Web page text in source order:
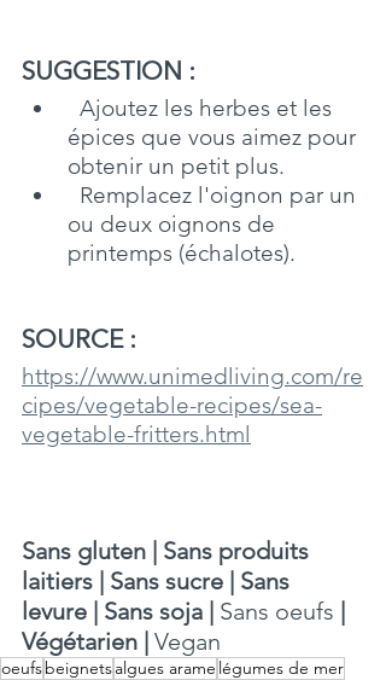
SUGGESTION :
Ajoutez les herbes et les
épices que vous aimez pour
obtenir un petit plus.
ou deux oignons de
printemps (échalotes).
SOURCE :
https://www.unimedliving.com/re
cipes/vegetable-recipes/sea-
vegetable-fritters.html
Sans gluten | Sans produits
laitiers | Sans sucre | Sans
levure | Sans soja | Sans oeufs |
Végétarien | Vegan
oeufsbeignetsalgues arame légumes de mer